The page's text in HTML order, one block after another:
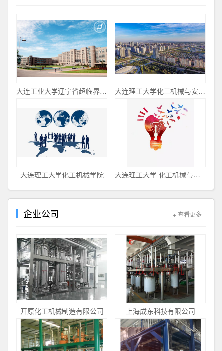
大连工业大学辽宁省超临界二氧化碳无水染色重点实验室 大连理工大学化工机械与安全学院
大连理工大学化工机械学院 大连理工大学 化工机械与安全学院
企业公司 + 查看更多
开原化工机械制造有限公司 上海成东科技有限公司